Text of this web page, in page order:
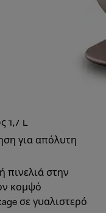
στην ένδειξη
1,7 L
για απόλυτη
πινελιά στην
κομψό
σε γυαλιστερό